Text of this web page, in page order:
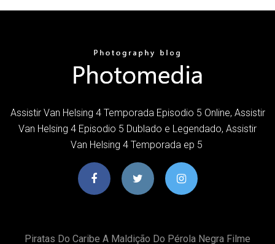
Assistir Van Helsing 4 Temporada Episodio 5 Online, Assistir
Van Helsing 4 Episodio 5 Dublado e Legendado, Assistir
Van Helsing 4 Temporada ep 5
Piratas Do Caribe A Maldição Do Pérola Negra Filme